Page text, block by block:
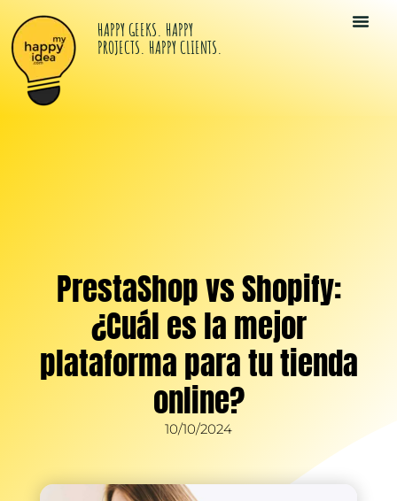
HAPPY GEEKS. HAPPY
PROJECTS. HAPPY CLIENTS.
PrestaShop vs Shopify:
¿Cuál es la mejor
plataforma para tu tienda
online?
10/10/2024